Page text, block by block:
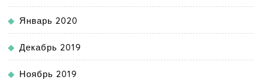
Январь 2020
Декабрь 2019
Ноябрь 2019